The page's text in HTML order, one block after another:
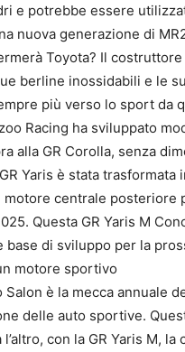
e potrebbe essere
nuova generazione di
Toyota? Il
berline inossidabili e le
più verso lo sport da
Racing ha sviluppato
alla GR Corolla, senza
Yaris è stata trasformata
motore centrale posteriore
Questa GR Yaris M
base di sviluppo per la
motore sportivo
Salon è la mecca annuale
delle auto sportive.
con la GR Yaris M, la